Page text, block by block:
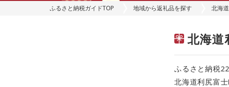
ふるさと納税ガイドTOP 地域から返礼品を探す 北海
北海道
ふるさと納税
北海道利尻富